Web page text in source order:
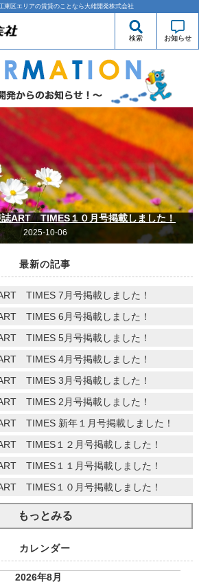
東区エリアの賃貸のことなら大雄開発株式会社
検索 お知らせ
ART TIMES１０月号掲載しました！
2025-10-06
最新の記事
TIMES 7月号掲載しました！
TIMES 6月号掲載しました！
TIMES 5月号掲載しました！
TIMES 4月号掲載しました！
TIMES 3月号掲載しました！
TIMES 2月号掲載しました！
TIMES 新年１月号掲載しました！
TIMES１２月号掲載しました！
TIMES１１月号掲載しました！
TIMES１０月号掲載しました！
もっとみる
カレンダー
2026年8月